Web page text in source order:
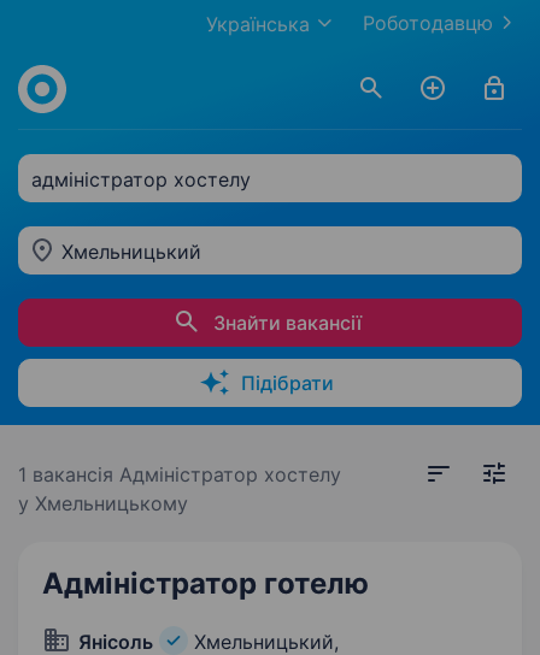
Роботодавцю
Українська
адміністратор хостелу
Хмельницький
Знайти вакансії
Підібрати
1 вакансія Адміністратор хостелу
у Хмельницькому
Адміністратор готелю
Янісоль
Хмельницький,